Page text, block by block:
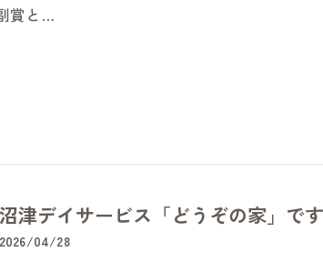
賞と…
沼津デイサービス「どうぞの家」で
2026/04/28